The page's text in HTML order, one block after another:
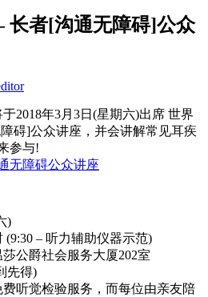
长者[沟通无障碍]公众
2018年3月3日(星期六)出席 世界
碍]公众讲座，并会讲解常见耳疾
参与!
无障碍公众讲座
)
(9:30 – 听力辅助仪器示范)
公爵社会服务大厦202室
先得)
听觉检验服务，而每位由亲友陪